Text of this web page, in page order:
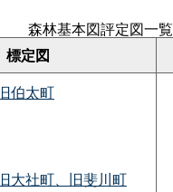
森林基本図評定図一覧
標定図
伯太町
大社町、旧斐川町